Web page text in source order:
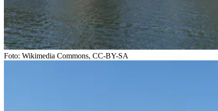
Foto: Wikimedia Commons, CC-BY-SA